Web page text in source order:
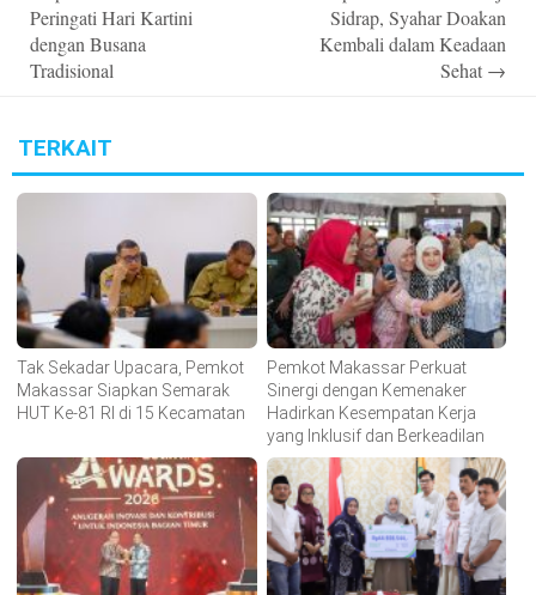
Peringati Hari Kartini
dengan Busana
Tradisional
Sidrap, Syahar Doakan
Kembali dalam Keadaan
Sehat →
TERKAIT
Tak Sekadar Upacara, Pemkot
Makassar Siapkan Semarak
HUT Ke-81 RI di 15 Kecamatan
Pemkot Makassar Perkuat
Sinergi dengan Kemenaker
Hadirkan Kesempatan Kerja
yang Inklusif dan Berkeadilan